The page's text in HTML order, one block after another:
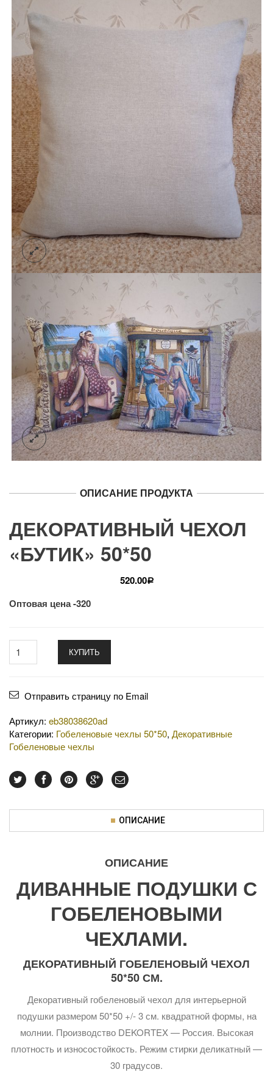
ОПИСАНИЕ ПРОДУКТА
ДЕКОРАТИВНЫЙ ЧЕХОЛ
«БУТИК» 50*50
520.00Р
Оптовая цена -320
КУПИТЬ
Отправить страницу по Email
Артикул: eb38038620ad
Категории: Гобеленовые чехлы 50*50, Декоративные
Гобеленовые чехлы
ОПИСАНИЕ
ОПИСАНИЕ
ДИВАННЫЕ ПОДУШКИ С
ГОБЕЛЕНОВЫМИ
ЧЕХЛАМИ.
ДЕКОРАТИВНЫЙ ГОБЕЛЕНОВЫЙ ЧЕХОЛ
50*50 СМ.
Декоративный гобеленовый чехол для интерьерной
подушки размером 50*50 +/- 3 см. квадратной формы, на
молнии. Производство DEKORTEX — Россия. Высокая
плотность и износостойкость. Режим стирки деликатный —
30 градусов.